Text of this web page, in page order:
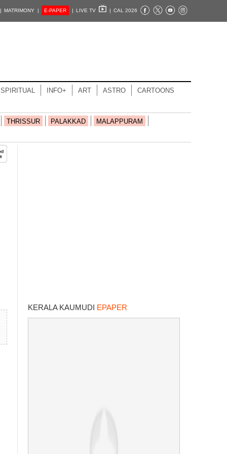
MATRIMONY | E-PAPER | LIVE TV | CAL 2026
SPIRITUAL INFO+ ART ASTRO CARTOONS
THRISSUR PALAKKAD MALAPPURAM
KERALA KAUMUDI EPAPER